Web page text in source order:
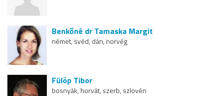
Benkőné dr Tamaska Margit
német, svéd, dán, norvég
Fülöp Tibor
bosnyák, horvát, szerb, szlovén